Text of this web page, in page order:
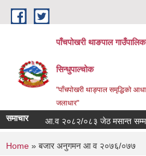
Skip to main content
पाँचपोखरी थाङपाल
सिन्धुपाल्चोक
"पाँचपोखरी थाङ्पाल समृद्धिको
जलाधार"
समाचारआ.व २०८२/०८३ जेठ मसान्त सम्मको
You are here
Home » बजार अनुगमन आ व २०७६/०७७